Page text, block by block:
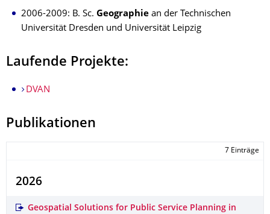
2006-2009: B. Sc. Geographie an der Technischen
Universität Dresden und Universität Leipzig
Laufende Projekte:
DVAN
Publikationen
7 Einträge
2026
Geospatial Solutions for Public Service Planning in